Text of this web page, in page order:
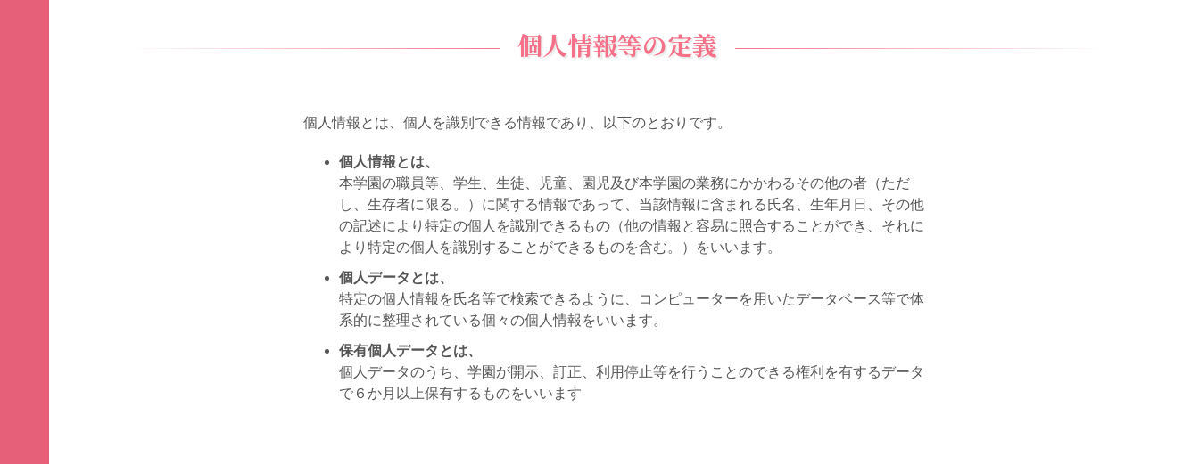
個人情報等の定義
個人情報とは、個人を識別できる情報であり、以下のとおりです。
個人情報とは、
本学園の職員等、学生、生徒、児童、園児及び本学園の業務にかかわるその他の者（ただ
し、生存者に限る。）に関する情報であって、当該情報に含まれる氏名、生年月日、その他
の記述により特定の個人を識別できるもの（他の情報と容易に照合することができ、それに
より特定の個人を識別することができるものを含む。）をいいます。
個人データとは、
特定の個人情報を氏名等で検索できるように、コンピューターを用いたデータベース等で体
系的に整理されている個々の個人情報をいいます。
保有個人データとは、
個人データのうち、学園が開示、訂正、利用停止等を行うことのできる権利を有するデータ
で６か月以上保有するものをいいます